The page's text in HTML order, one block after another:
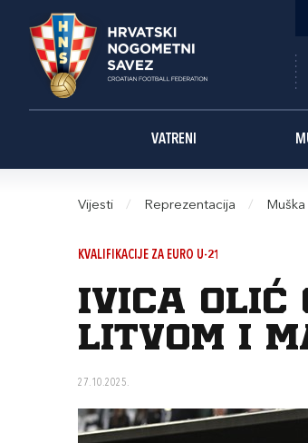
VATRENI
Vijesti / Reprezentacija / Muška
KVALIFIKACIJE ZA EURO U-21
Ivica Olić
Litvom i
27.10.2025.